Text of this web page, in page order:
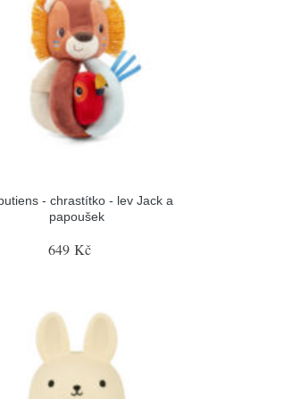
- chrastítko - lev Jack a
papoušek
649 Kč